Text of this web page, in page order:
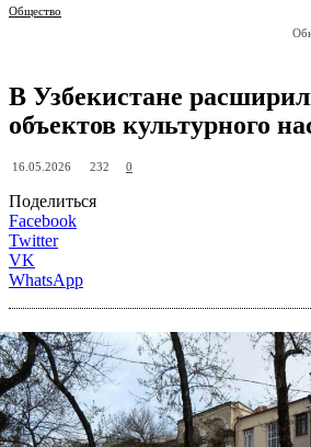
Общество
В Узбекистане
объектов культурного
16.05.2026 232 0
Поделиться
Facebook
Twitter
VK
WhatsApp